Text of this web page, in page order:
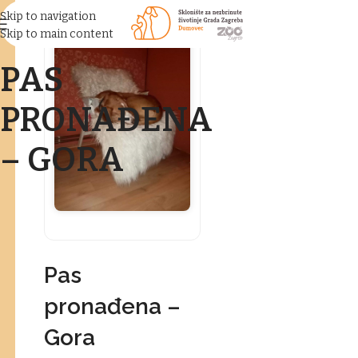
Skip to navigation
Skip to main content
PAS
PRONAĐENA
– GORA
Pas
pronađena –
Gora